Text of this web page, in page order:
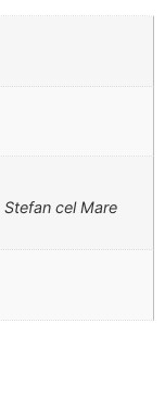
cel Mare